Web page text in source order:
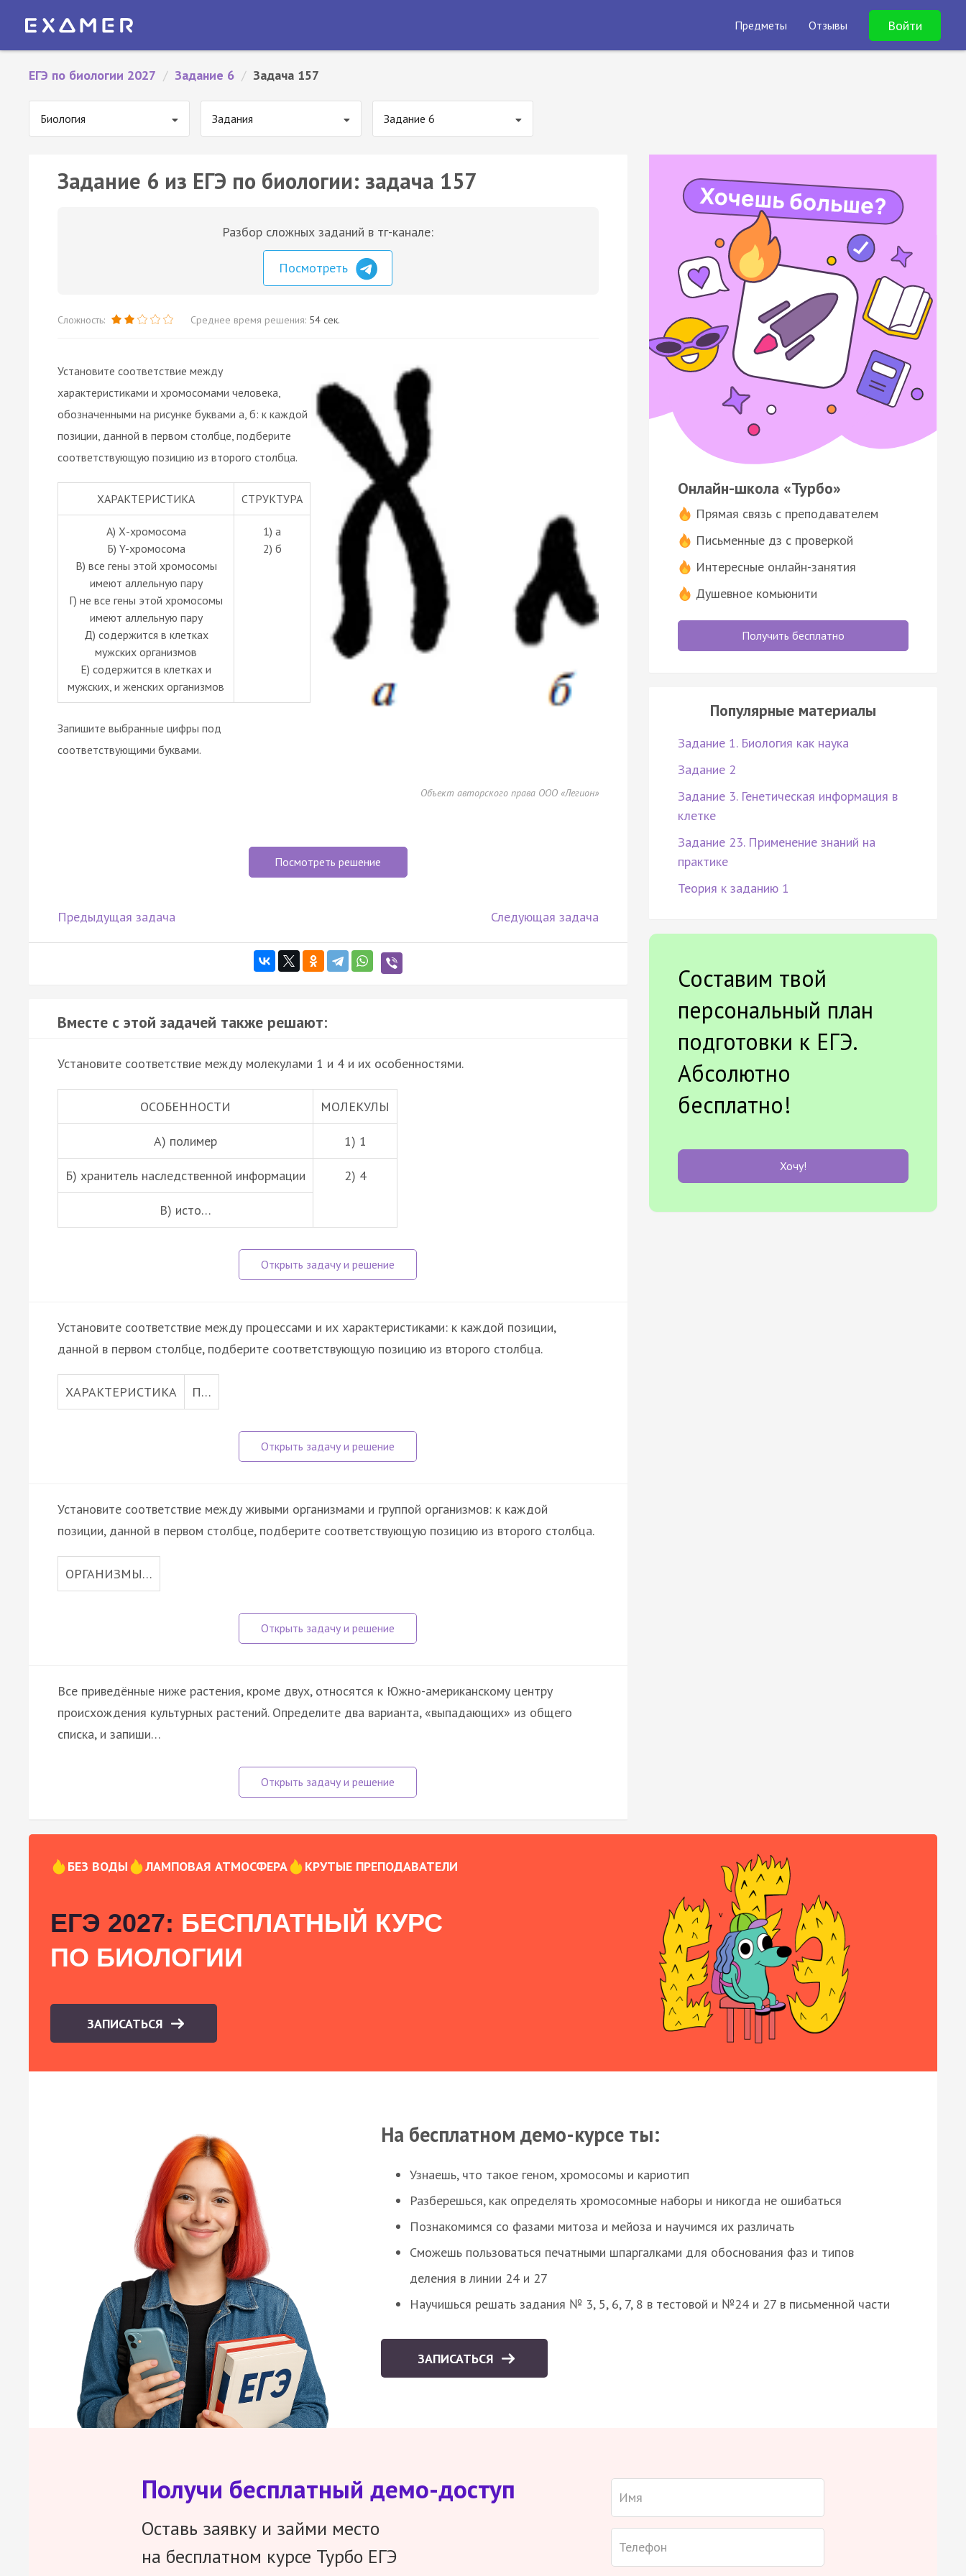
Предметы Отзывы Войти
ЕГЭ по биологии 2027 / Задание 6 / Задача 157
Биология Задания Задание 6
Задание 6 из ЕГЭ по биологии: задача 157
Разбор сложных заданий в тг-канале:
Посмотреть
Сложность: Среднее время решения: 54 сек.
Установите соответствие между
характеристиками и хромосомами человека,
обозначенными на рисунке буквами а, б: к каждой
позиции, данной в первом столбце, подберите
соответствующую позицию из второго столбца.
ХАРАКТЕРИСТИКА СТРУКТУРА
А) Х-хромосома
Б) Y-хромосома
В) все гены этой хромосомы
имеют аллельную пару
Г) не все гены этой хромосомы
имеют аллельную пару
Д) содержится в клетках
мужских организмов
Е) содержится в клетках и
мужских, и женских организмов
1) а
2) б
Запишите выбранные цифры под
соответствующими буквами.
Объект авторского права ООО «Легион»
Посмотреть решение
Предыдущая задача Следующая задача
Вместе с этой задачей также решают:
Установите соответствие между молекулами 1 и 4 и их особенностями.
ОСОБЕННОСТИ МОЛЕКУЛЫ
А) полимер 1) 1
Б) хранитель наследственной информации 2) 4
В) исто…
Установите соответствие между процессами и их характеристиками: к каждой позиции,
данной в первом столбце, подберите соответствующую позицию из второго столбца.
ХАРАКТЕРИСТИКА П…
Установите соответствие между живыми организмами и группой организмов: к каждой
позиции, данной в первом столбце, подберите соответствующую позицию из второго столбца.
ОРГАНИЗМЫ…
Все приведённые ниже растения, кроме двух, относятся к Южно-американскому центру
происхождения культурных растений. Определите два варианта, «выпадающих» из общего
списка, и запиши…
Онлайн-школа «Турбо»
Прямая связь с преподавателем
Письменные дз с проверкой
Интересные онлайн-занятия
Душевное комьюнити
Получить бесплатно
Популярные материалы
Задание 1. Биология как наука
Задание 2
Задание 3. Генетическая информация в
клетке
Задание 23. Применение знаний на
практике
Теория к заданию 1
Составим твой
персональный план
подготовки к ЕГЭ.
Абсолютно
бесплатно!
Хочу!
БЕЗ ВОДЫ ЛАМПОВАЯ АТМОСФЕРА КРУТЫЕ ПРЕПОДАВАТЕЛИ
ЕГЭ 2027: БЕСПЛАТНЫЙ КУРС
ПО БИОЛОГИИ
ЗАПИСАТЬСЯ
На бесплатном демо-курсе ты:
Узнаешь, что такое геном, хромосомы и кариотип
Разберешься, как определять хромосомные наборы и никогда не ошибаться
Познакомимся со фазами митоза и мейоза и научимся их различать
Сможешь пользоваться печатными шпаргалками для обоснования фаз и типов
деления в линии 24 и 27
Научишься решать задания № 3, 5, 6, 7, 8 в тестовой и №24 и 27 в письменной части
ЗАПИСАТЬСЯ
Получи бесплатный демо-доступ
Оставь заявку и займи место
на бесплатном курсе Турбо ЕГЭ